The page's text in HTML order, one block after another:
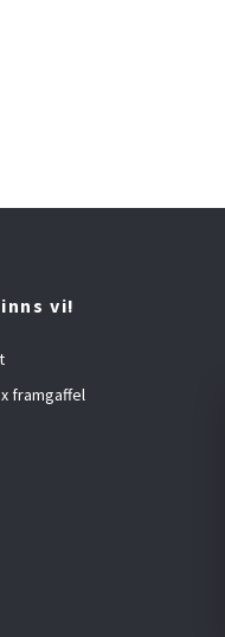
vi!
framgaffel